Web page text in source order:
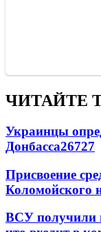
ЧИТАЙТЕ
Украинцы
Донбасса26727
Присвоение
Коломойского
ВСУ получили